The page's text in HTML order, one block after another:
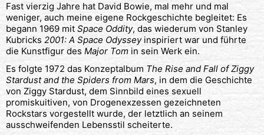
Fast vierzig Jahre hat David Bowie, mal mehr und mal
weniger, auch meine eigene Rockgeschichte begleitet: Es
begann 1969 mit Space Oddity, das wiederum von Stanley
Kubricks 2001: A Space Odysseyinspiriert war und führte
die Kunstfigur des Major Tom in sein Werk ein.
Es folgte 1972 das Konzeptalbum The Rise and Fall of Ziggy
Stardust and the Spiders from Mars, in dem die Geschichte
von Ziggy Stardust, dem Sinnbild eines sexuell
promiskuitiven, von Drogenexzessen gezeichneten
Rockstars vorgestellt wurde, der letztlich an seinem
ausschweifenden Lebensstil scheiterte.